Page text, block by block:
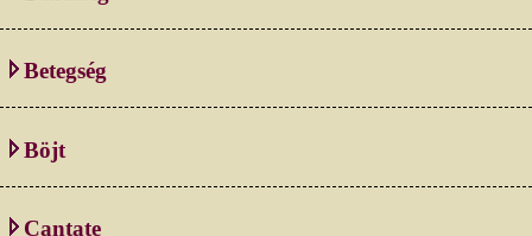
Betegség
Böjt
Cantate